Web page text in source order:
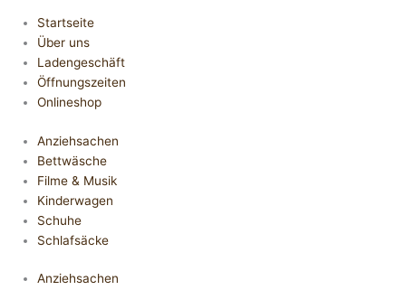
Startseite
Über uns
Ladengeschäft
Öffnungszeiten
Onlineshop
Anziehsachen
Bettwäsche
Filme & Musik
Kinderwagen
Schuhe
Schlafsäcke
Anziehsachen